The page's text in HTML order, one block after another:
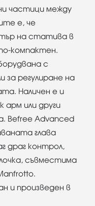
частици между
е, че
на статива в
компактен.
с
за регулиране на
Наличен е и
арм или други
Befree Advanced
глава
драг контрол,
съвместима
и произведен в